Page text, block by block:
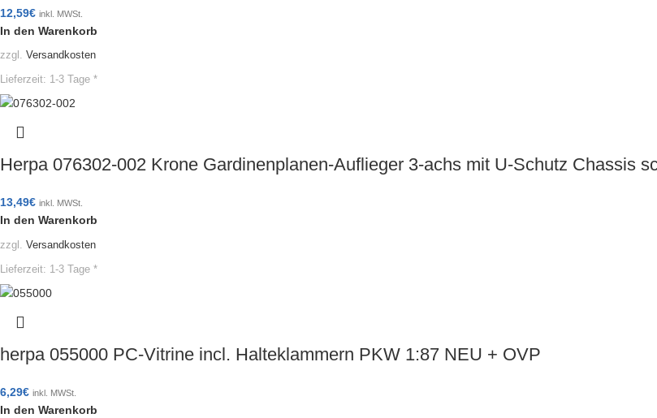
12,59€ inkl. MWSt.
In den Warenkorb
zzgl. Versandkosten
Lieferzeit: 1-3 Tage *
Herpa 076302-002 Krone Gardinenplanen-Auflieger 3-achs mit U-Schutz Chassis
13,49€ inkl. MWSt.
In den Warenkorb
zzgl. Versandkosten
Lieferzeit: 1-3 Tage *
herpa 055000 PC-Vitrine incl. Halteklammern PKW 1:87 NEU + OVP
6,29€ inkl. MWSt.
In den Warenkorb